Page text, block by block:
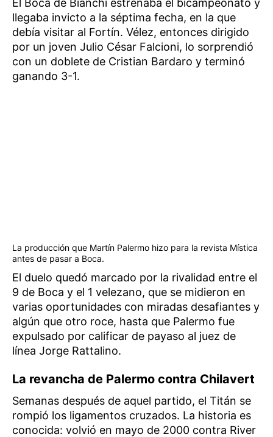
El Boca de Bianchi estrenaba el bicampeonato y
llegaba invicto a la séptima fecha, en la que
debía visitar al Fortín. Vélez, entonces dirigido
por un joven Julio César Falcioni, lo sorprendió
con un doblete de Cristian Bardaro y terminó
ganando 3-1.
La producción que Martín Palermo hizo para la revista Mística
antes de pasar a Boca.
El duelo quedó marcado por la rivalidad entre el
9 de Boca y el 1 velezano, que se midieron en
varias oportunidades con miradas desafiantes y
algún que otro roce, hasta que Palermo fue
expulsado por calificar de payaso al juez de
línea Jorge Rattalino.
La revancha de Palermo contra Chilavert
Semanas después de aquel partido, el Titán se
rompió los ligamentos cruzados. La historia es
conocida: volvió en mayo de 2000 contra River